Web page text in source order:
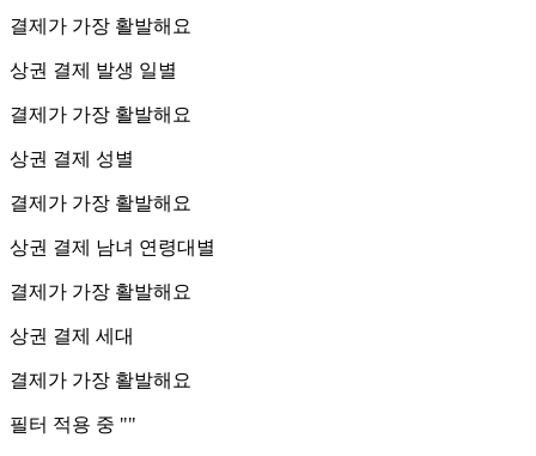
결제가 가장 활발해요
상권 결제 발생 일별
결제가 가장 활발해요
상권 결제 성별
결제가 가장 활발해요
상권 결제 남녀 연령대별
결제가 가장 활발해요
상권 결제 세대
결제가 가장 활발해요
필터 적용 중 ""